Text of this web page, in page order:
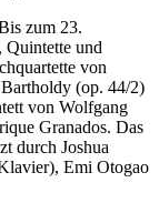
zum 23.
Quintette und
von
(op. 44/2)
von Wolfgang
Granados. Das
durch Joshua
Emi Otogao